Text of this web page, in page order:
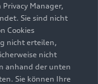
Manager,
Sie sind nicht
Cookies
nicht erteilen,
nicht
anhand der unten
Sie können Ihre